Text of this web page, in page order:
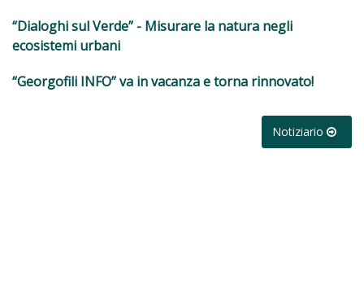
“Dialoghi sul Verde” - Misurare la natura negli
ecosistemi urbani
“Georgofili INFO” va in vacanza e torna rinnovato!
Notiziario